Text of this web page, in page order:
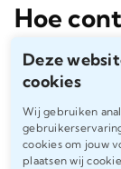
Deze
cookies
Wij gebruiken
cookies om jouw
plaatsen wij
Hoe
op
Gebruik
Turnitin,
controleren